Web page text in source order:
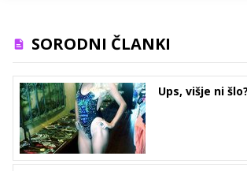
SORODNI ČLANKI
Ups, višje ni